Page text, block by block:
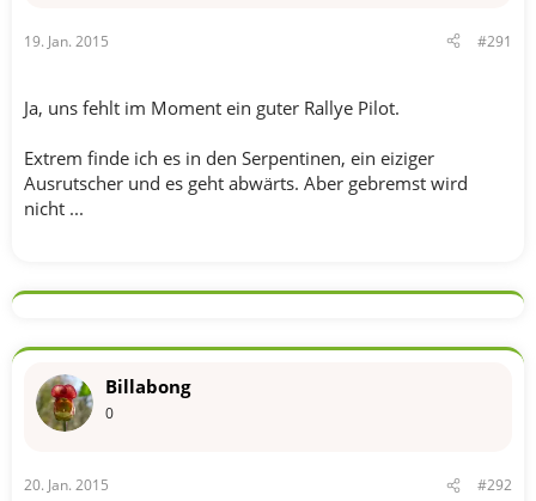
19. Jan. 2015 #291
Ja, uns fehlt im Moment ein guter Rallye Pilot.
Extrem finde ich es in den Serpentinen, ein eiziger
Ausrutscher und es geht abwärts. Aber gebremst wird
nicht ...
Billabong
0
20. Jan. 2015 #292